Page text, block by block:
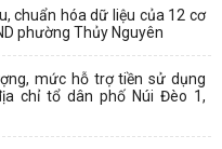
chuẩn hóa dữ liệu của 12 cơ
phường Thủy Nguyên
mức hỗ trợ tiền sử dụng
chỉ tổ dân phố Núi Đèo 1,